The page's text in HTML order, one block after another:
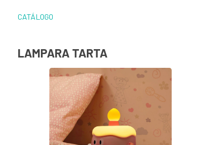
CATÁLOGO
LAMPARA TARTA